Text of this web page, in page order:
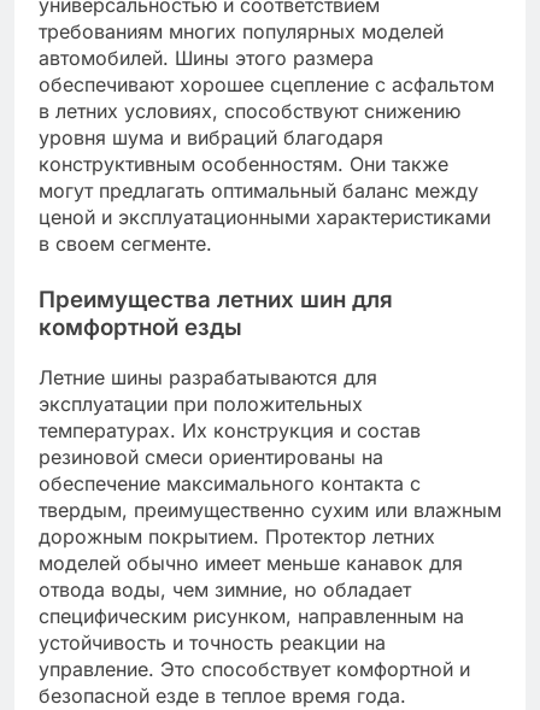
универсальностью и соответствием
требованиям многих популярных моделей
автомобилей. Шины этого размера
обеспечивают хорошее сцепление с асфальтом
в летних условиях, способствуют снижению
уровня шума и вибраций благодаря
конструктивным особенностям. Они также
могут предлагать оптимальный баланс между
ценой и эксплуатационными характеристиками
в своем сегменте.
Преимущества летних шин для
комфортной езды
Летние шины разрабатываются для
эксплуатации при положительных
температурах. Их конструкция и состав
резиновой смеси ориентированы на
обеспечение максимального контакта с
твердым, преимущественно сухим или влажным
дорожным покрытием. Протектор летних
моделей обычно имеет меньше канавок для
отвода воды, чем зимние, но обладает
специфическим рисунком, направленным на
устойчивость и точность реакции на
управление. Это способствует комфортной и
безопасной езде в теплое время года.